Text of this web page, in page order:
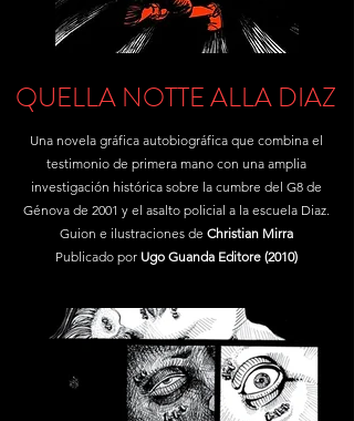
QUELLA NOTTE ALLA DIAZ
Una novela gráfica autobiográfica que combina el
testimonio de primera mano con una amplia
investigación histórica sobre la cumbre del G8 de
Génova de 2001 y el asalto policial a la escuela Diaz.
Guion e ilustraciones de Christian Mirra
Publicado por Ugo Guanda Editore (2010)